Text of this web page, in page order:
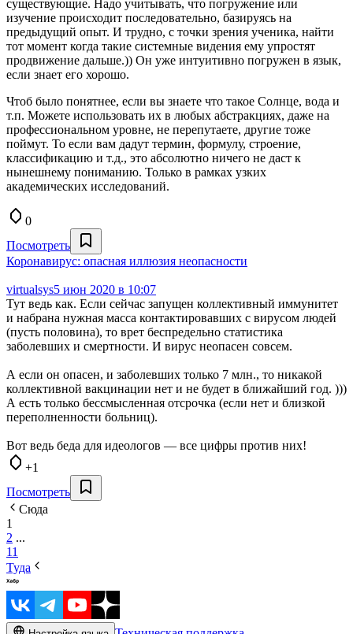
существующие. Надо учитывать, что погружение или
изучение происходит последовательно, базируясь на
предыдущий опыт. И трудно, с точки зрения ученика, найти
тот момент когда такие системные видения ему упростят
продвижение дальше.)) Он уже интуитивно погружен в язык,
если знает его хорошо.
Чтоб было понятнее, если вы знаете что такое Солнце, вода и
т.п. Можете использовать их в любых абстракциях, даже на
профессиональном уровне, не перепутаете, другие тоже
поймут. То если вам дадут термин, формулу, строение,
классификацию и т.д., это абсолютно ничего не даст к
нынешнему пониманию. Только в рамках узких
академических исследований.
0
Посмотреть
Коронавирус: опасная иллюзия неопасности
virtualsys5 июн 2020 в 10:07
Тут ведь как. Если сейчас запущен коллективный иммунитет
и набрана нужная масса контактировавших с вирусом людей
(пусть половина), то врет беспредельно статистика
заболевших и смертности. И вирус неопасен совсем.
А если он опасен, и заболевших только 7 млн., то никакой
коллективной вакцинации нет и не будет в ближайший год. )))
А есть только бессмысленная отсрочка (если нет и близкой
переполненности больниц).
Вот ведь беда для идеологов — все цифры против них!
+1
Посмотреть
Сюда
1
2 ...
11
Туда